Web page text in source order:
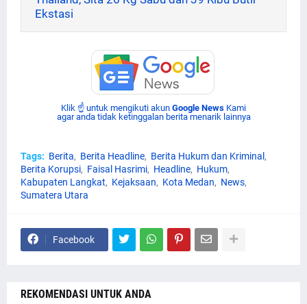
Ekstasi
Klik ☝ untuk mengikuti akun Google News Kami
agar anda tidak ketinggalan berita menarik lainnya
Tags: Berita Berita Headline
Berita Hukum dan Kriminal
Berita Korupsi
Faisal Hasrimi Headline
Hukum
Kabupaten Langkat
Kejaksaan Kota Medan
News
Sumatera Utara
Facebook
REKOMENDASI UNTUK ANDA